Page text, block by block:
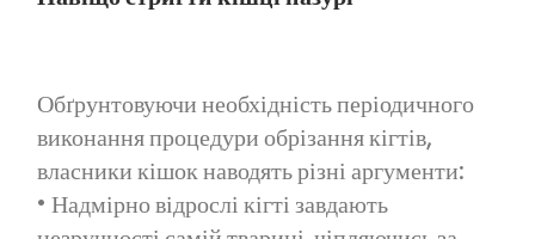
Обґрунтовуючи необхідність періодичного
виконання процедури обрізання кігтів,
власники кішок наводять різні аргументи:
• Надмірно відрослі кігті завдають